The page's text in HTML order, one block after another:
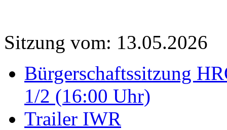
Sitzung vom: 13.05.2026
Bürgerschaftssitzung
1/2 (16:00 Uhr)
Trailer IWR